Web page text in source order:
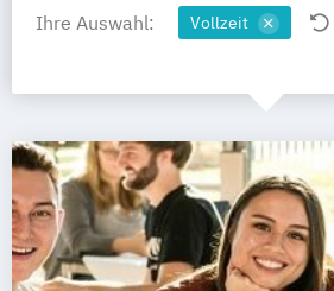
Ihre Auswahl: Vollzeit